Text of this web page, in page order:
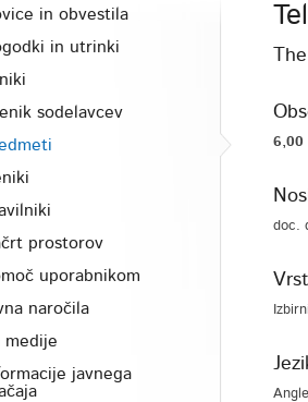
in obvestila
in utrinki
sodelavcev
prostorov
uporabnikom
naročila
medije
javnega
6,00
doc.